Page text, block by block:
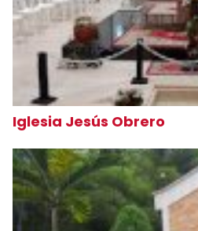
Iglesia Jesús Obrero